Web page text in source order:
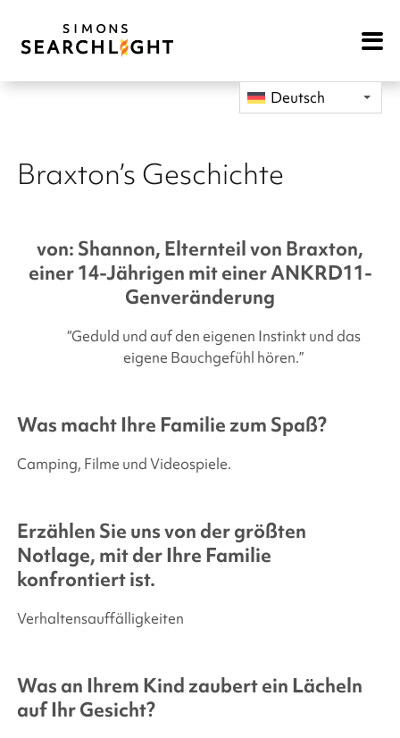
Open
Deutsch
Braxton’s Geschichte
von: Shannon, Elternteil von Braxton,
einer 14-Jährigen mit einer ANKRD11-
Genveränderung
“Geduld und auf den eigenen Instinkt und das
eigene Bauchgefühl hören.”
Was macht Ihre Familie zum Spaß?
Camping, Filme und Videospiele.
Erzählen Sie uns von der größten
Notlage, mit der Ihre Familie
konfrontiert ist.
Verhaltensauffälligkeiten
Was an Ihrem Kind zaubert ein Lächeln
auf Ihr Gesicht?